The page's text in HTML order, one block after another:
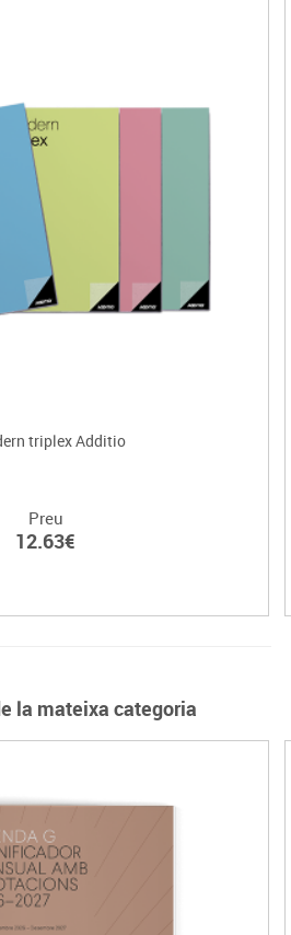
triplex Additio
Preu
12.63€
la mateixa categoria